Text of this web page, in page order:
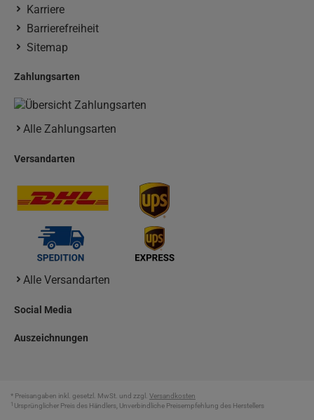
Karriere
Barrierefreiheit
Sitemap
Zahlungsarten
Alle Zahlungsarten
Versandarten
Alle Versandarten
Social Media
Auszeichnungen
* Preisangaben inkl. gesetzl. MwSt. und zzgl. Versandkosten
1 Ursprünglicher Preis des Händlers, Unverbindliche Preisempfehlung des Herstellers